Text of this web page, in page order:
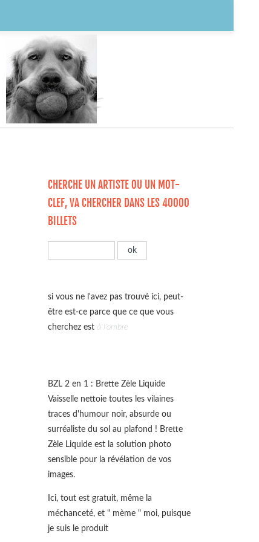
CHERCHE UN ARTISTE OU UN MOT-
CLEF, VA CHERCHER DANS LES 40000
BILLETS
si vous ne l'avez pas trouvé ici, peut-
être est-ce parce que ce que vous
cherchez està l'ombre
BZL 2 en 1 : Brette Zèle Liquide
Vaisselle nettoie toutes les vilaines
traces d'humour noir, absurde ou
surréaliste du sol au plafond ! Brette
Zèle Liquide est la solution photo
sensible pour la révélation de vos
images.
Ici, tout est gratuit, même la
méchanceté, et " mème " moi, puisque
je suis le produit